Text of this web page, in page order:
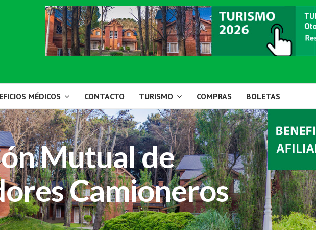
MÉDICOS CONTACTO TURISMO COMPRAS BOLETAS
Mutual de
Camioneros